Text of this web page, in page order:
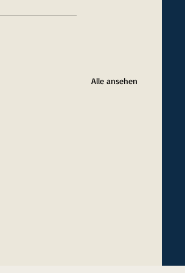
Alle ansehen